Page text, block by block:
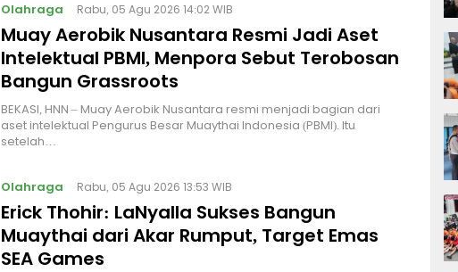
Olahraga Rabu, 05 Agu 2026 14:02 WIB
Muay Aerobik Nusantara Resmi Jadi Aset
Intelektual PBMI, Menpora Sebut Terobosan
Bangun Grassroots
BEKASI, HNN – Muay Aerobik Nusantara resmi menjadi bagian dari
aset intelektual Pengurus Besar Muaythai Indonesia (PBMI). Itu
setelah…
Olahraga Rabu, 05 Agu 2026 13:53 WIB
Erick Thohir: LaNyalla Sukses Bangun
Muaythai dari Akar Rumput, Target Emas
SEA Games